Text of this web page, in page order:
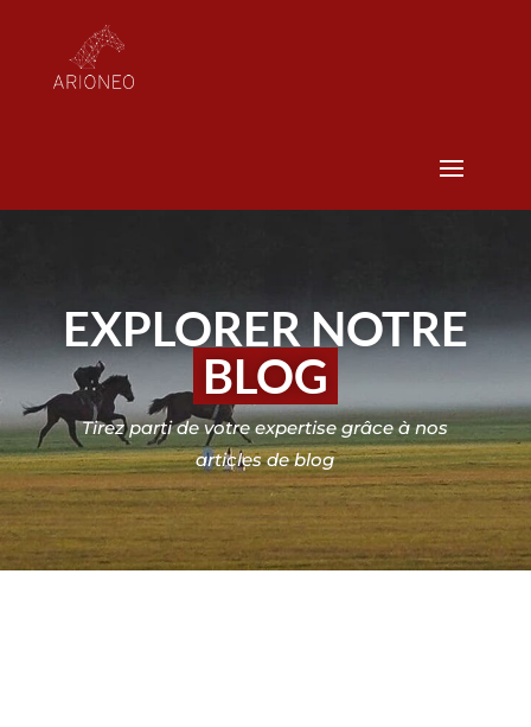
EXPLORER NOTRE
BLOG
Tirez parti de votre expertise grâce à nos
articles de blog